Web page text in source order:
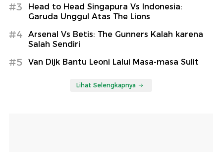
#3
Head to Head Singapura Vs Indonesia:
Garuda Unggul Atas The Lions
#4
Arsenal Vs Betis: The Gunners Kalah karena
Salah Sendiri
#5 Van Dijk Bantu Leoni Lalui Masa-masa Sulit
Lihat Selengkapnya